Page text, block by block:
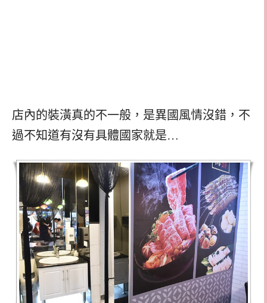
店內的裝潢真的不一般，是異國風情沒錯，不
過不知道有沒有具體國家就是…